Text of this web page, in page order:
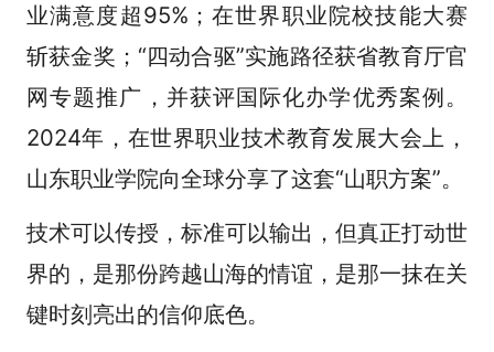
业满意度超95%；在世界职业院校技能大赛
斩获金奖；“四动合驱”实施路径获省教育厅官
网专题推广，并获评国际化办学优秀案例。
2024年，在世界职业技术教育发展大会上，
山东职业学院向全球分享了这套“山职方案”。
技术可以传授，标准可以输出，但真正打动世
界的，是那份跨越山海的情谊，是那一抹在关
键时刻亮出的信仰底色。